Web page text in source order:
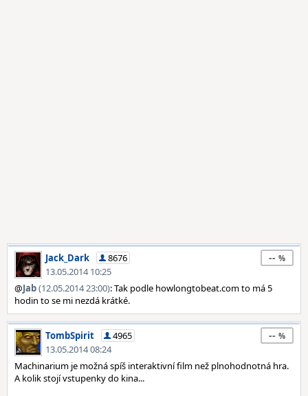
Jack_Dark
8676
13.05.2014 10:25
--
@Jab(12.05.2014 23:00): Tak podle howlongtobeat.com to má 5
hodin to se mi nezdá krátké.
TombSpirit
4965
13.05.2014 08:24
--
Machinarium je možná spíš interaktivní film než plnohodnotná hra.
A kolik stojí vstupenky do kina...